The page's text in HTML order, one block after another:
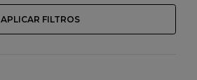
APLICAR FILTROS